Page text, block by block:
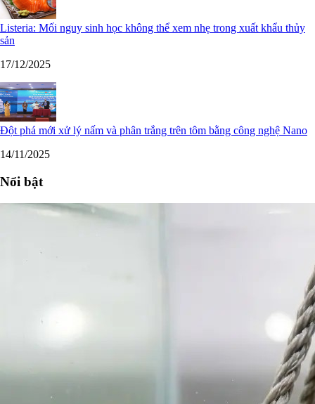
Listeria: Mối nguy sinh học không thể xem nhẹ trong xuất khẩu thủy
sản
17/12/2025
Đột phá mới xử lý nấm và phân trắng trên tôm bằng công nghệ Nano
14/11/2025
Nổi bật